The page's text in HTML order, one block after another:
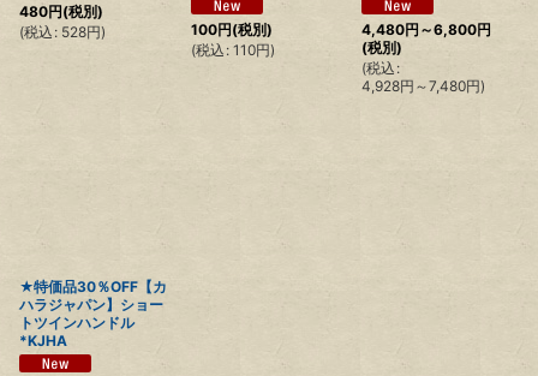
480円(税別)
(税込 : 528円) 100円(税別)
(税込 : 110円)
4,480円 ～6,800円
(税別)
(税込 :
4,928円 ～7,480円)
★特価品30％OFF【カ
ハラジャパン】ショー
トツインハンドル
*KJHA